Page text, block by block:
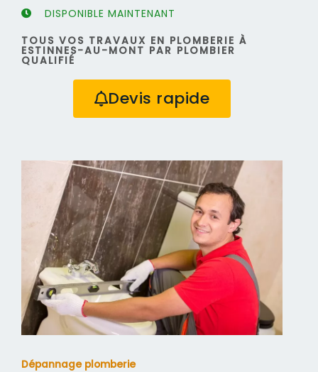
DISPONIBLE MAINTENANT
TOUS VOS TRAVAUX EN PLOMBERIE À
ESTINNES-AU-MONT PAR PLOMBIER
QUALIFIÉ
Devis rapide
Dépannage plomberie